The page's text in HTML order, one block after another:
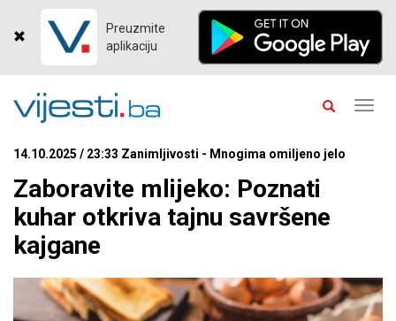
Preuzmite
aplikaciju
14.10.2025 / 23:33 Zanimljivosti - Mnogima omiljeno jelo
Zaboravite mlijeko: Poznati
kuhar otkriva tajnu savršene
kajgane